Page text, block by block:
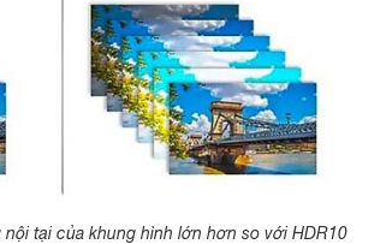
tại của khung hình lớn hơn so với HDR10